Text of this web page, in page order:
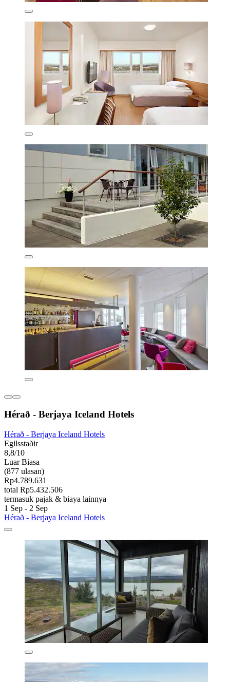
Hérað - Berjaya Iceland Hotels
Hérað - Berjaya Iceland Hotels
Egilsstaðir
8,8/10
Luar Biasa
(877 ulasan)
Rp4.789.631
total Rp5.432.506
termasuk pajak & biaya lainnya
1 Sep - 2 Sep
Hérað - Berjaya Iceland Hotels